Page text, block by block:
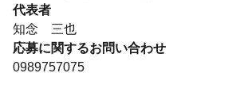
代表者
知念 三也
応募に関するお問い合わせ
0989757075